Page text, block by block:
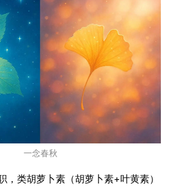
一念春秋
，类胡萝卜素（胡萝卜素+叶黄素）